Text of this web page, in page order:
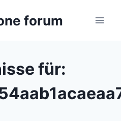
forum
für: